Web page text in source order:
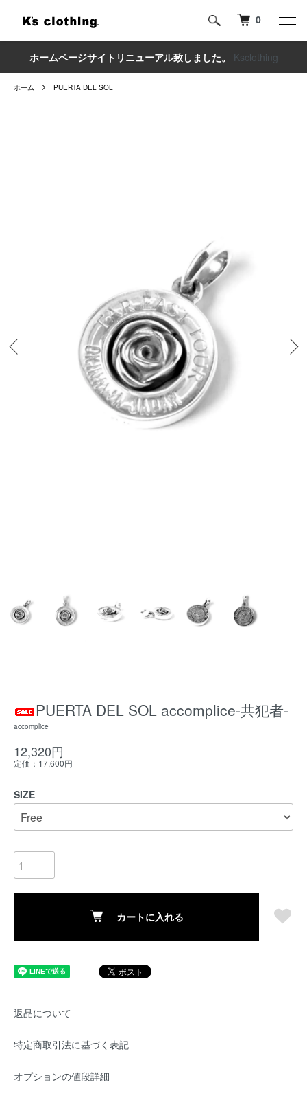
0
ホームページサイトリニューアル致しました。 Ksclothing
ホーム PUERTA DEL SOL
PUERTA DEL SOL accomplice-共犯者-
accomplice
12,320円
定価：17,600円
SIZE
カートに入れる
返品について
特定商取引法に基づく表記
オプションの値段詳細